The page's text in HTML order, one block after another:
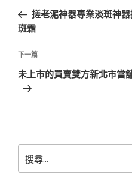
導
覽
一
篇
章
搓老泥神器專業淡斑神
斑霜
下
一
篇
下一篇
未上市的買賣雙方新北市當
尋